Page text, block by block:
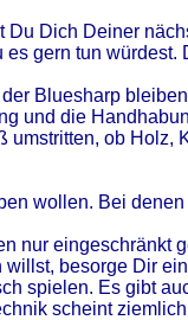
Du Dich Deiner
gern tun würdest.
Bluesharp
und die
umstritten, ob Holz,
wollen. Bei
nur eingeschränkt
willst, besorge Dir
spielen. Es gibt
scheint